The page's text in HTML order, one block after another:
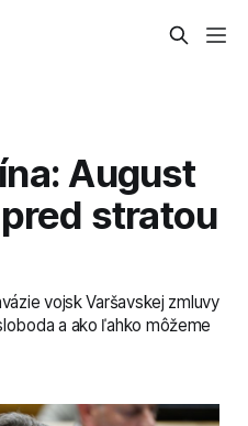
August
stratou
vojsk Varšavskej zmluvy
a ako ľahko môžeme